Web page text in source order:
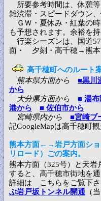
所要参考時間は、休憩
雑渋滞・スピードダウン
ＧＷ・夏休み・紅葉の
も予想されます。余裕を
行楽シーズンは、国道
面・ 夕刻・高千穂→熊本
高千穂町へのルート
熊本県方面から
■黒川
から
大分県方面から
■ 湯
港から
■ 佐伯市から
宮崎県内から
■宮崎ブ
記GoogleMapは高千穂町
熊本方面←→岩戸方面ショ
リロード）ごの案内。
熊本方面（325号）と天岩
すると、高千穂市街地を
詳細は こちらをご覧下
ぶ岩戸坂トンネル開通 （